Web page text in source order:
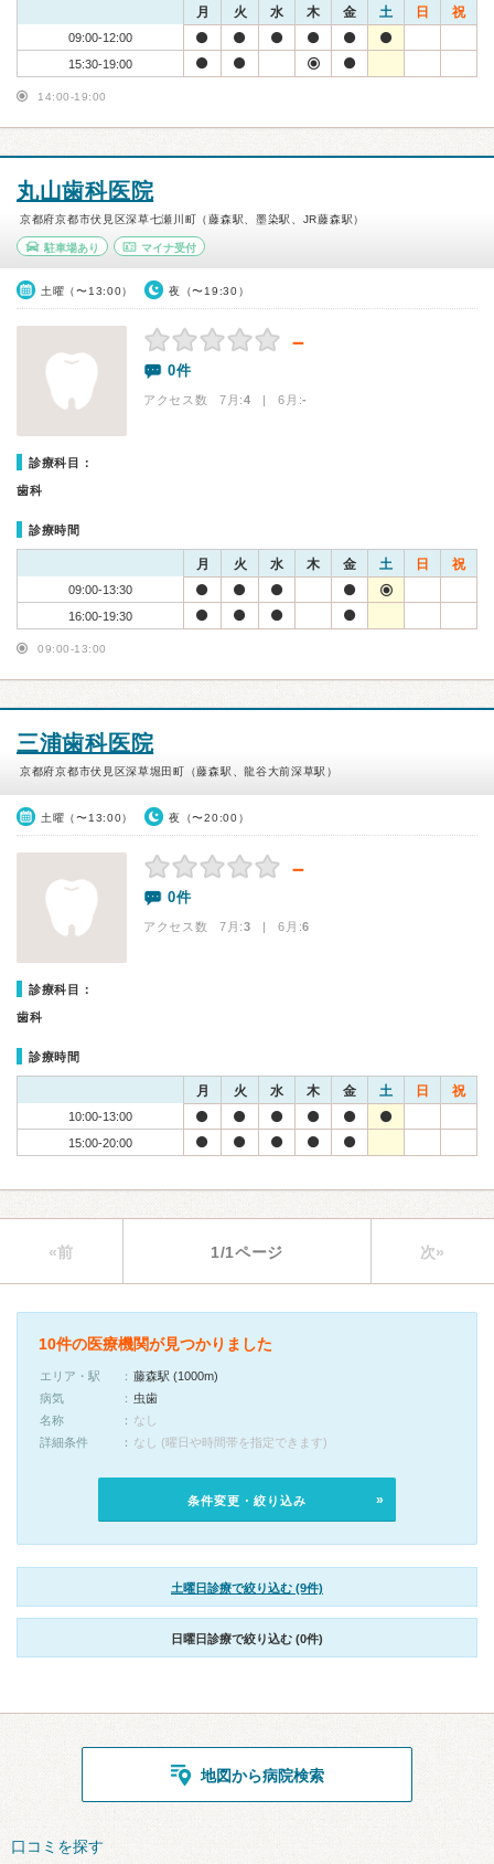
月 火 水 木 金 土 日 祝
09:00-12:00
15:30-19:00
14:00-19:00
丸山歯科医院
京都府京都市伏見区深草七瀬川町（藤森駅、墨染駅、JR藤森駅）
駐車場あり マイナ受付
土曜（〜13:00） 夜（〜19:30）
－
0件
アクセス数 7月:4 | 6月:-
診療科目：
歯科
診療時間
月 火 水 木 金 土 日 祝
09:00-13:30
16:00-19:30
09:00-13:00
三浦歯科医院
京都府京都市伏見区深草堀田町（藤森駅、龍谷大前深草駅）
土曜（〜13:00） 夜（〜20:00）
－
0件
アクセス数 7月:3 | 6月:6
診療科目：
歯科
診療時間
月 火 水 木 金 土 日 祝
10:00-13:00
15:00-20:00
«前 1/1ページ 次»
10件の医療機関が見つかりました
エリア・駅
藤森駅 (1000m)
病気
虫歯
名称
なし
詳細条件
なし (曜日や時間帯を指定できます)
条件変更・絞り込み
土曜日診療で絞り込む (9件)
日曜日診療で絞り込む (0件)
地図から病院検索
口コミを探す